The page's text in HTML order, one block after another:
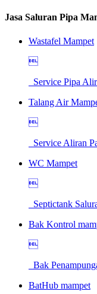
Jasa Saluran Pipa
Wastafel Mampet

Service Pipa
Talang Air

Service Aliran
WC Mampet

Septictank
Bak Kontrol

Bak
BatHub mampet